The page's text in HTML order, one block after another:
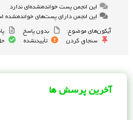
این انجمن پست خوانده‌نشده‌ای ندارد
این انجمن دارای پست‌های خوانده‌نشده
آیکون‌های موضوع:
بدون پاسخ
سنجاق کردن
تأییدنشده
آخرین پرسش ها